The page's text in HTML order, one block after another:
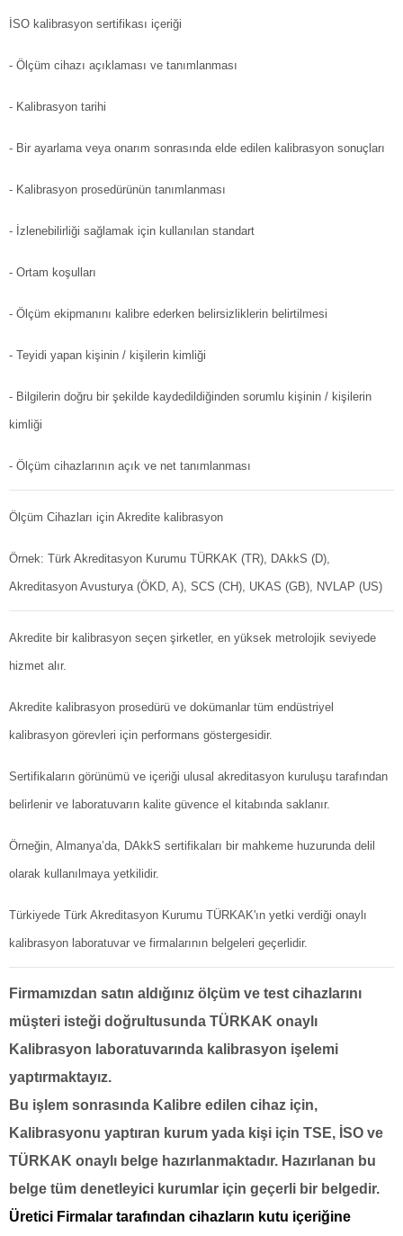
İSO kalibrasyon sertifikası içeriği
- Ölçüm cihazı açıklaması ve tanımlanması
- Kalibrasyon tarihi
- Bir ayarlama veya onarım sonrasında elde edilen kalibrasyon sonuçları
- Kalibrasyon prosedürünün tanımlanması
- İzlenebilirliği sağlamak için kullanılan standart
- Ortam koşulları
- Ölçüm ekipmanını kalibre ederken belirsizliklerin belirtilmesi
- Teyidi yapan kişinin / kişilerin kimliği
- Bilgilerin doğru bir şekilde kaydedildiğinden sorumlu kişinin / kişilerin
kimliği
- Ölçüm cihazlarının açık ve net tanımlanması
Ölçüm Cihazları için Akredite kalibrasyon
Örnek: Türk Akreditasyon Kurumu TÜRKAK (TR), DAkkS (D),
Akreditasyon Avusturya (ÖKD, A), SCS (CH), UKAS (GB), NVLAP (US)
Akredite bir kalibrasyon seçen şirketler, en yüksek metrolojik seviyede
hizmet alır.
Akredite kalibrasyon prosedürü ve dokümanlar tüm endüstriyel
kalibrasyon görevleri için performans göstergesidir.
Sertifikaların görünümü ve içeriği ulusal akreditasyon kuruluşu tarafından
belirlenir ve laboratuvarın kalite güvence el kitabında saklanır.
Örneğin, Almanya’da, DAkkS sertifikaları bir mahkeme huzurunda delil
olarak kullanılmaya yetkilidir.
Türkiyede Türk Akreditasyon Kurumu TÜRKAK'ın yetki verdiği onaylı
kalibrasyon laboratuvar ve firmalarının belgeleri geçerlidir.
Firmamızdan satın aldığınız ölçüm ve test cihazlarını
müşteri isteği doğrultusunda TÜRKAK onaylı
Kalibrasyon laboratuvarında kalibrasyon işelemi
yaptırmaktayız.
Bu işlem sonrasında Kalibre edilen cihaz için,
Kalibrasyonu yaptıran kurum yada kişi için TSE, İSO ve
TÜRKAK onaylı belge hazırlanmaktadır. Hazırlanan bu
belge tüm denetleyici kurumlar için geçerli bir belgedir.
Üretici Firmalar tarafından cihazların kutu içeriğine